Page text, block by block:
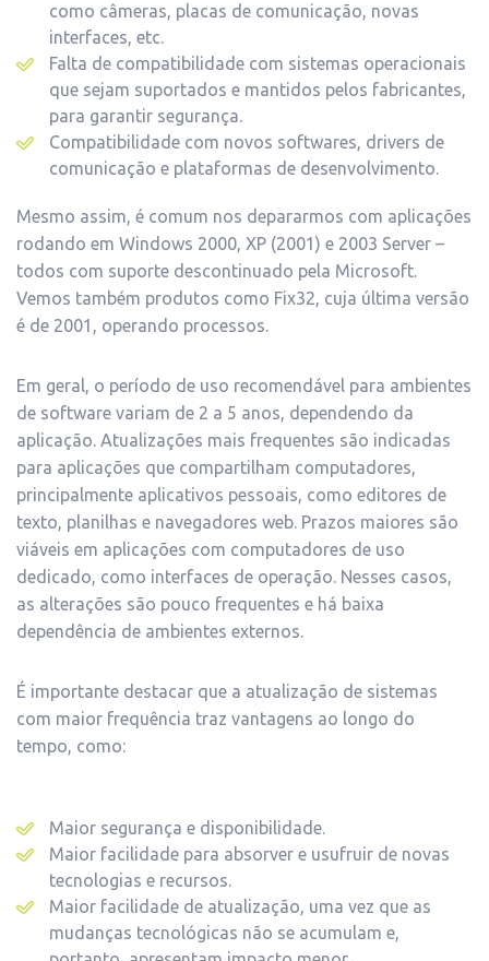
como câmeras, placas de comunicação, novas
interfaces, etc.
Falta de compatibilidade com sistemas operacionais
que sejam suportados e mantidos pelos fabricantes,
para garantir segurança.
Compatibilidade com novos softwares, drivers de
comunicação e plataformas de desenvolvimento.
Mesmo assim, é comum nos depararmos com aplicações
rodando em Windows 2000, XP (2001) e 2003 Server –
todos com suporte descontinuado pela Microsoft.
Vemos também produtos como Fix32, cuja última versão
é de 2001, operando processos.
Em geral, o período de uso recomendável para ambientes
de software variam de 2 a 5 anos, dependendo da
aplicação. Atualizações mais frequentes são indicadas
para aplicações que compartilham computadores,
principalmente aplicativos pessoais, como editores de
texto, planilhas e navegadores web. Prazos maiores são
viáveis em aplicações com computadores de uso
dedicado, como interfaces de operação. Nesses casos,
as alterações são pouco frequentes e há baixa
dependência de ambientes externos.
É importante destacar que a atualização de sistemas
com maior frequência traz vantagens ao longo do
tempo, como:
Maior segurança e disponibilidade.
Maior facilidade para absorver e usufruir de novas
tecnologias e recursos.
Maior facilidade de atualização, uma vez que as
mudanças tecnológicas não se acumulam e,